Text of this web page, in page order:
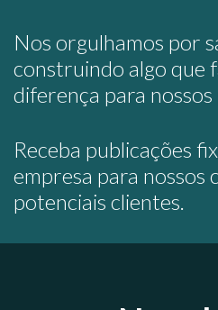
Nos orgulhamos por
construindo algo que
diferença para
Receba publicações
empresa para nossos
potenciais clientes.